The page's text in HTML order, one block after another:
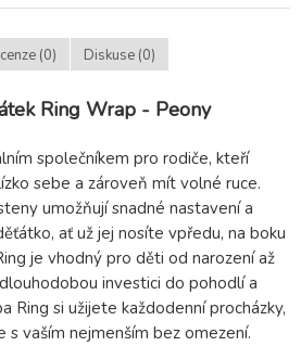
(0) Diskuse (0)
Ring Wrap - Peony
společníkem pro rodiče, kteří
sebe a zároveň mít volné ruce.
umožňují snadné nastavení a
ať už jej nosíte vpředu, na boku
je vhodný pro děti od narození až
investici do pohodlí a
Ring si užijete každodenní procházky,
s vaším nejmenším bez omezení.